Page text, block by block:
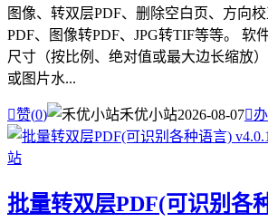
图像、转双层PDF、删除空白页、方向
PDF、图像转PDF、JPG转TIF等等。 软
尺寸（按比例、绝对值或最大边长缩放
或图片水...
赞(0) 禾优小站2026-08-07
批量转双层PDF(可识别各